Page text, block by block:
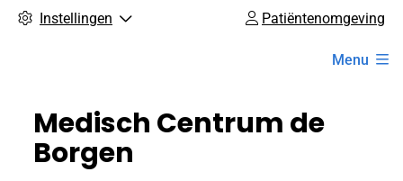
Instellingen Patiëntenomgeving
Menu
Medisch Centrum de
Borgen